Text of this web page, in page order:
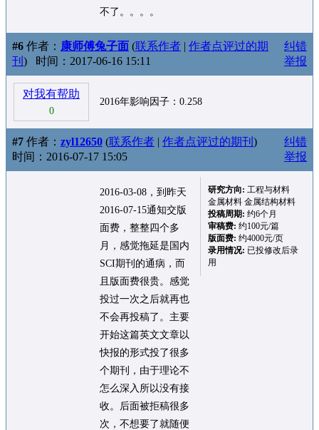
不了。。。。
#6 作者： 康师傅兔子面 (联系作者 | 作者点评过的期
刊 ) 时间：2017-06-16 15:11
纠错
举报
对我有帮助
0
2016年影响因子：0.258
#7 作者： zyl12650 (联系作者 | 作者点评过的期刊 )
时间：2016-07-17 15:05
纠错
举报
2016-03-08，到昨天
2016-07-15通知交版
面费，整整四个多
月，感觉拖延是国内
SCI期刊的通病，而
且版面费很贵。感觉
投过一次之后就再也
不会再投稿了。主要
开始这篇英文文章以
快报的形式投了很多
个期刊，由于理论不
怎么深入所以没有接
收。后面被拒稿很多
次，不想要了就随便
研究方向: 工程与材料
金属材料 金属结构材料
投稿周期: 约6个月
审稿费: 约100元/篇
版面费: 约4000元/页
录用情况: 已投修改后录
用